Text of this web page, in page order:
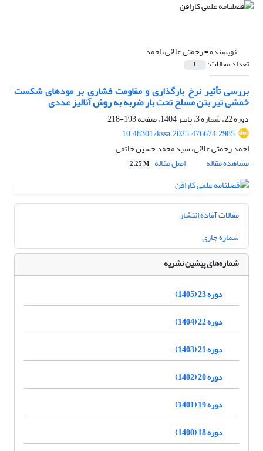
نویسنده =رحمتی علائی، احمد
تعداد مقالات: 1
بررسی تأثیر نرخ بارگذاری و مقاومت فشاری بر مودهای شکست
خمشی تیر بتن مسلح تحت بار ضربه به روش آنالیز عددی
دوره 22، شماره 3، پاییز 1404، صفحه
193-218
10.48301/kssa.2025.476674.2985
احمد رحمتی علائی، سید محمد حسین خاتمی
مشاهده مقاله
اصل مقاله 2.25 M
مقالات آماده انتشار
شماره جاری
شماره‌های پیشین نشریه
دوره 23 (1405)
دوره 22 (1404)
دوره 21 (1403)
دوره 20 (1402)
دوره 19 (1401)
دوره 18 (1400)